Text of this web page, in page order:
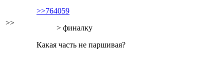
>>
>>764059
> финалку
Какая часть не паршивая?